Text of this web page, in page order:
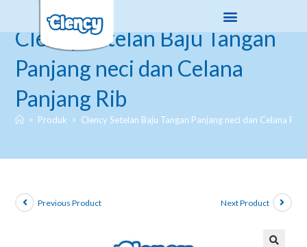
Clency Setelan Baju Tangan
Panjang neci dan Celana
Panjang Rib
> Produk > Clency Setelan Baju Tangan Panjang neci dan Celana
Previous Product Next Product